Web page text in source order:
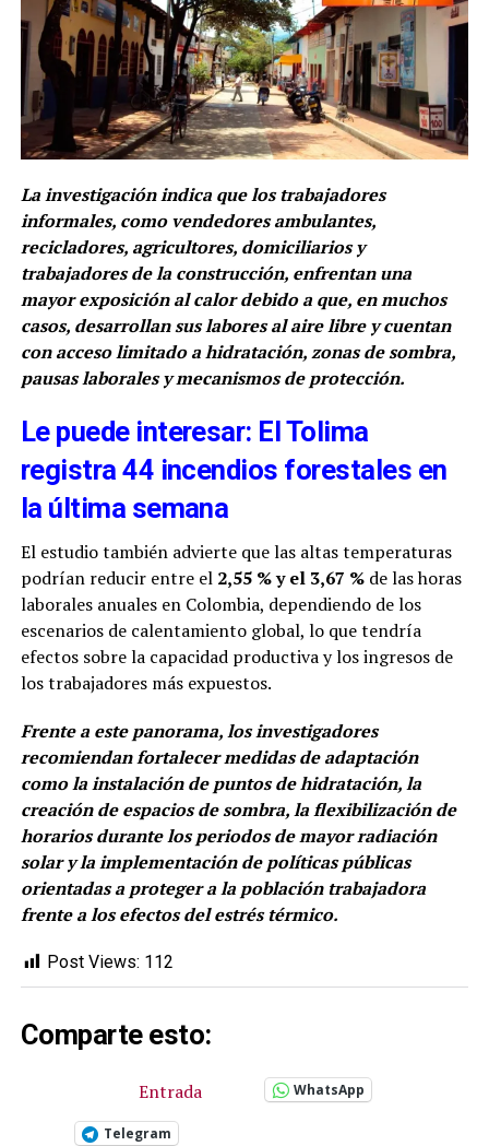
La investigación indica que los trabajadores
informales, como vendedores ambulantes,
recicladores, agricultores, domiciliarios y
trabajadores de la construcción, enfrentan una
mayor exposición al calor debido a que, en muchos
casos, desarrollan sus labores al aire libre y cuentan
con acceso limitado a hidratación, zonas de sombra,
pausas laborales y mecanismos de protección.
Le puede interesar: El Tolima
registra 44 incendios forestales en
la última semana
El estudio también advierte que las altas temperaturas
podrían reducir entre el 2,55 % y el 3,67 %de las horas
laborales anuales en Colombia, dependiendo de los
escenarios de calentamiento global, lo que tendría
efectos sobre la capacidad productiva y los ingresos de
los trabajadores más expuestos.
Frente a este panorama, los investigadores
recomiendan fortalecer medidas de adaptación
como la instalación de puntos de hidratación, la
creación de espacios de sombra, la flexibilización de
horarios durante los periodos de mayor radiación
solar y la implementación de políticas públicas
orientadas a proteger a la población trabajadora
frente a los efectos del estrés térmico.
Post Views: 112
Comparte esto:
Entrada WhatsApp
Telegram